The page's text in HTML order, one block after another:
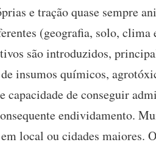
e tração quase sempre
(geografia, solo, clima
são introduzidos,
insumos químicos,
capacidade de conseguir
endividamento.
local ou cidades maiores.